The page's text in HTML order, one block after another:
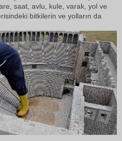
saat, avlu, kule, varak, yol ve
bitkilerin ve yolların da